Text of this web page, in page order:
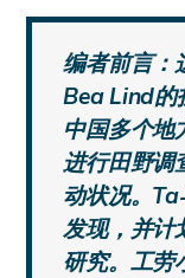
编者前言：
Bea Lind的
中国多个地
进行田野调
动状况。
发现，并计
研究。工劳